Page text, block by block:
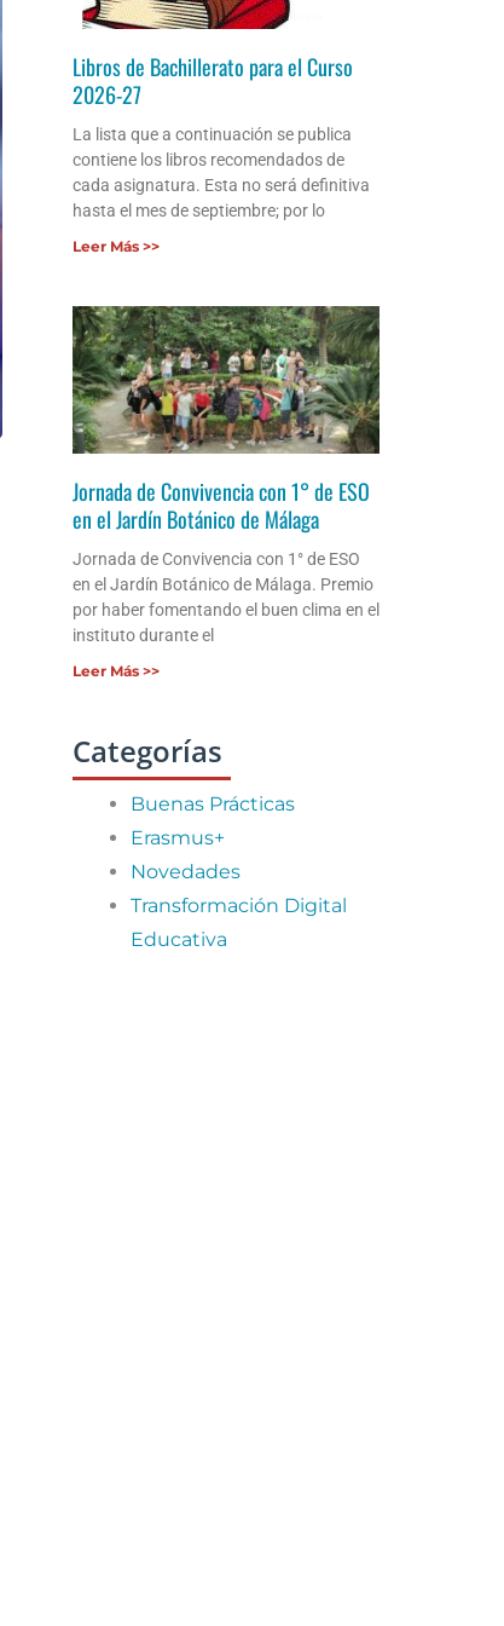
Libros de Bachillerato para el Curso
2026-27
La lista que a continuación se publica
contiene los libros recomendados de
cada asignatura. Esta no será definitiva
hasta el mes de septiembre; por lo
Leer Más >>
Jornada de Convivencia con 1° de ESO
en el Jardín Botánico de Málaga
Jornada de Convivencia con 1° de ESO
en el Jardín Botánico de Málaga. Premio
por haber fomentando el buen clima en el
instituto durante el
Leer Más >>
Categorías
Buenas Prácticas
Erasmus+
Novedades
Transformación Digital
Educativa